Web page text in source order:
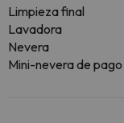
Limpieza final
Lavadora
Nevera
Mini-nevera de pago